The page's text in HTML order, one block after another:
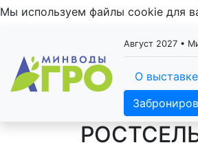
Мы используем файлы cookie для
Август 2027 •
О выставке